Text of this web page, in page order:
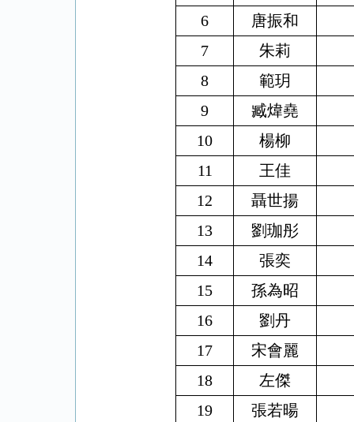
6
唐振和
7
朱莉
8
範玥
9
臧煒堯
10
楊柳
11
王佳
12
聶世揚
13
劉珈彤
14
張奕
15
孫為昭
16
劉丹
17
宋會麗
18
左傑
19
張若暘